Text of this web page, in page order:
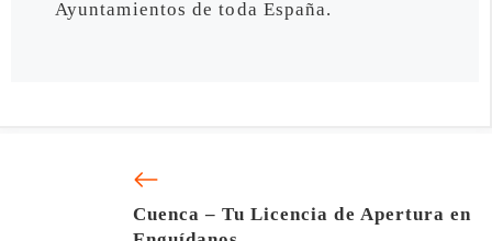
Ayuntamientos de toda España.
Cuenca – Tu Licencia de Apertura en